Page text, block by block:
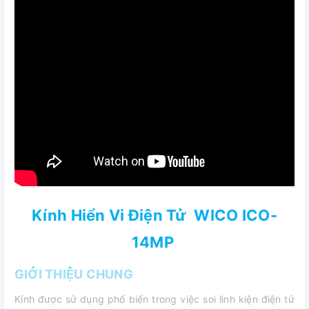
Kính Hiển Vi Điện Tử WICO ICO-
14MP
GIỚI THIỆU CHUNG
Kính được sử dụng phổ biến trong việc soi linh kiện điện tử